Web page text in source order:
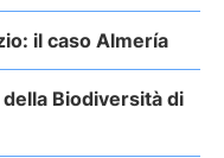
il caso Almería
Biodiversità di